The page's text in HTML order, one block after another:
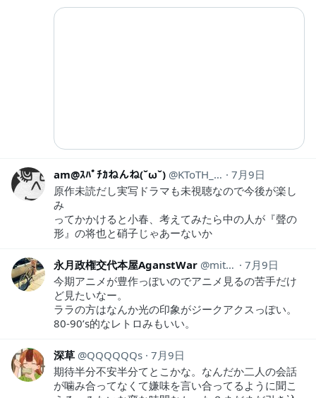
am@ｽﾊﾟﾁｶねんね(˘ω˘) KToTH_am
7月9日
原作未読だし実写ドラマも未視聴なので今後が楽し
み
ってかかけると小春、考えてみたら中の人が『聲の
形』の将也と硝子じゃあーないか
永月政権交代本屋AganstWar mit0919Sahne
7月9日
今期アニメが豊作っぽいのでアニメ見るの苦手だけ
ど見たいなー。
ララの方はなんか光の印象がジークアクスっぽい。
80-90’s的なレトロみもいい。
深草 QQQQQQs 7月9日
期待半分不安半分てとこかな。なんだか二人の会話
が噛み合ってなくて嫌味を言い合ってるように聞こ